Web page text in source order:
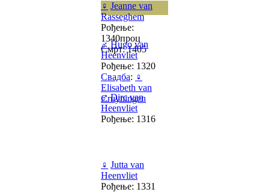
♀ Jeanne van
Rasseghem
Рођење:
1340проц
Смрт: 1405
♂ Hugo van
Heenvliet
Рођење: 1320
Свадба: ♀
Elisabeth van
Cruyningen
♂ Dirc van
Heenvliet
Рођење: 1316
♀ Jutta van
Heenvliet
Рођење: 1331